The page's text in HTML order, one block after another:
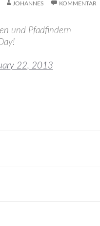
JOHANNES
KOMMENTAR
und Pfadfindern
22, 2013